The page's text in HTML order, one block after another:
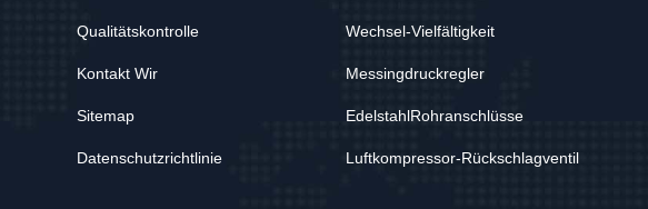
Qualitätskontrolle
Kontakt Wir
Sitemap
Datenschutzrichtlinie
Wechsel-Vielfältigkeit
Messingdruckregler
EdelstahlRohranschlüsse
Luftkompressor-Rückschlagventil